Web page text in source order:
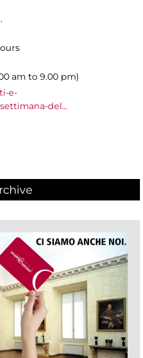
am to 9.00 pm)
e-
del...